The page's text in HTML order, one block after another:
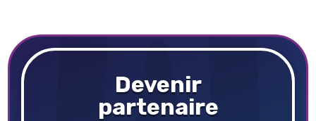
Devenir
partenaire